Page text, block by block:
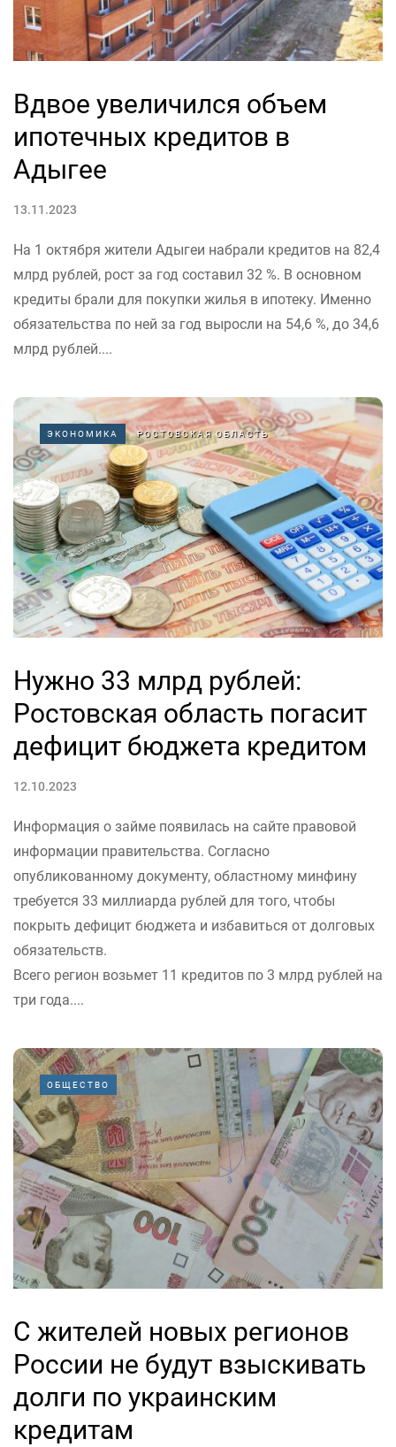
Вдвое увеличился объем
ипотечных кредитов в
Адыгее
13.11.2023
На 1 октября жители Адыгеи набрали кредитов на 82,4
млрд рублей, рост за год составил 32 %. В основном
кредиты брали для покупки жилья в ипотеку. Именно
обязательства по ней за год выросли на 54,6 %, до 34,6
млрд рублей....
ЭКОНОМИКА РОСТОВСКАЯ ОБЛАСТЬ
Нужно 33 млрд рублей:
Ростовская область погасит
дефицит бюджета кредитом
12.10.2023
Информация о займе появилась на сайте правовой
информации правительства. Согласно
опубликованному документу, областному минфину
требуется 33 миллиарда рублей для того, чтобы
покрыть дефицит бюджета и избавиться от долговых
обязательств.
Всего регион возьмет 11 кредитов по 3 млрд рублей на
три года....
ОБЩЕСТВО
С жителей новых регионов
России не будут взыскивать
долги по украинским
кредитам